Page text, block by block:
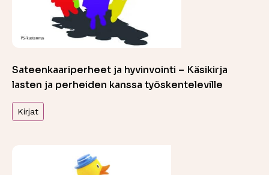
Sateenkaariperheet ja hyvinvointi – Käsikirja
lasten ja perheiden kanssa työskenteleville
Kirjat